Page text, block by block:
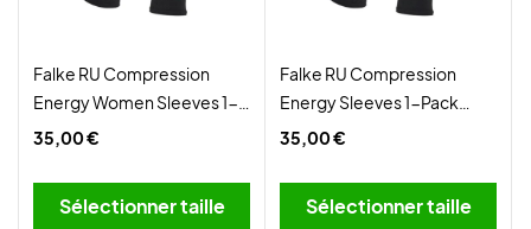
Falke RU Compression
Energy Women Sleeves 1-
Pack Black
35,00 €
Sélectionner taille
Falke RU Compression
Energy Sleeves 1-Pack
Black
35,00 €
Sélectionner taille